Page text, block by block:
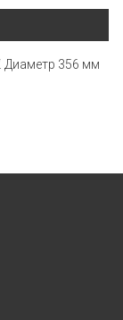
Диаметр 356 мм